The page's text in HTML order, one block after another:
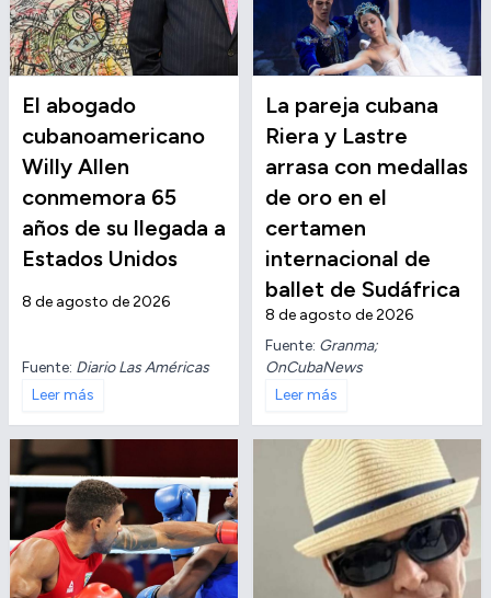
El abogado
cubanoamericano
Willy Allen
conmemora 65
años de su llegada a
Estados Unidos
8 de agosto de 2026
Fuente: Diario Las Américas
Leer más
La pareja cubana
Riera y Lastre
arrasa con medallas
de oro en el
certamen
internacional de
ballet de Sudáfrica
8 de agosto de 2026
Fuente: Granma;
OnCubaNews
Leer más